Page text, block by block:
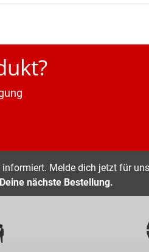
Melde dich jetzt für
nächste Bestellung.